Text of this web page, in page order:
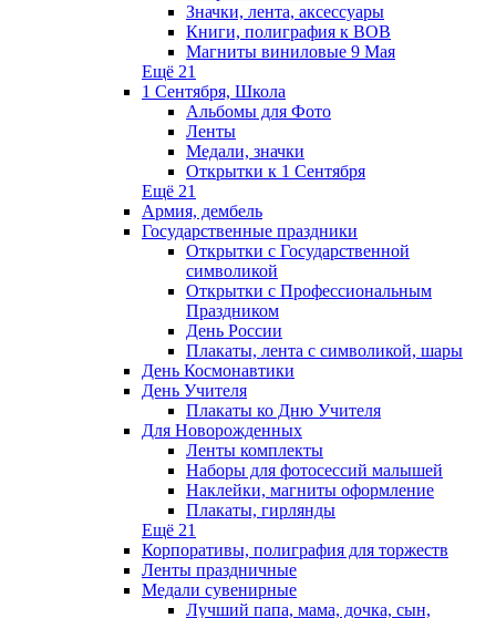
Значки, лента, аксессуары
Книги, полиграфия к ВОВ
Магниты виниловые 9 Мая
Ещё 21
1 Сентября, Школа
Альбомы для Фото
Ленты
Медали, значки
Открытки к 1 Сентября
Ещё 21
Армия, дембель
Государственные праздники
Открытки с Государственной
символикой
Открытки с Профессиональным
Праздником
День России
Плакаты, лента с символикой, шары
День Космонавтики
День Учителя
Плакаты ко Дню Учителя
Для Новорожденных
Ленты комплекты
Наборы для фотосессий малышей
Наклейки, магниты оформление
Плакаты, гирлянды
Ещё 21
Корпоративы, полиграфия для торжеств
Ленты праздничные
Медали сувенирные
Лучший папа, мама, дочка, сын,